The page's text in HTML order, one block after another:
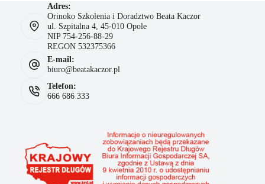
Adres:
Orinoko Szkolenia i Doradztwo Beata Kaczor
ul. Szpitalna 4, 45-010 Opole
NIP 754-256-88-29
REGON 532375366
E-mail:
biuro@beatakaczor.pl
Telefon:
666 686 333